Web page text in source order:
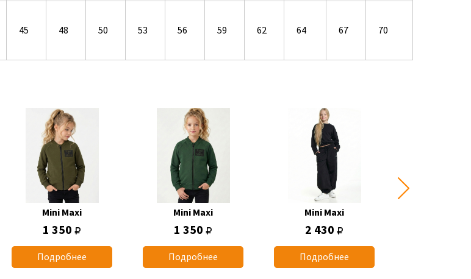
45 48 50 53 56 59 62 64 67 70
Mini Maxi
1 350
Подробнее
Mini Maxi
1 350
Подробнее
Mini Maxi
2 430
Подробнее